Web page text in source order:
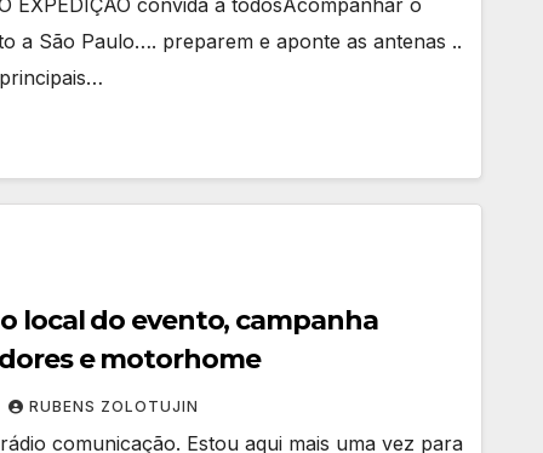
EXPEDIÇÃO convida a todosAcompanhar o
a São Paulo…. preparem e aponte as antenas ..
local do evento, campanha
e motorhome
RUBENS ZOLOTUJIN
comunicação. Estou aqui mais uma vez para